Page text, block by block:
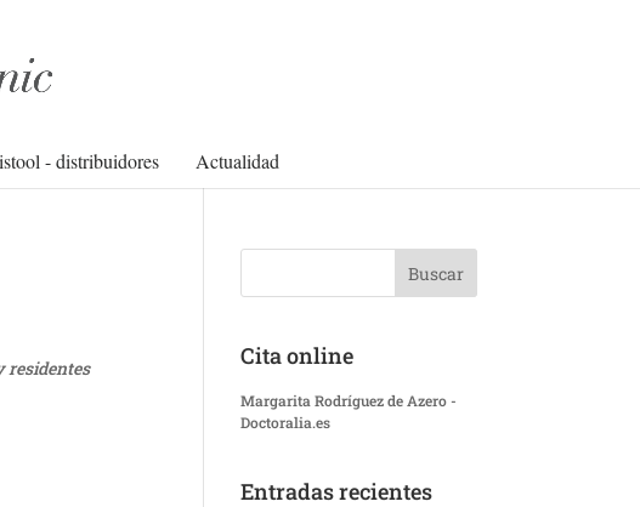
- distribuidores Actualidad
residentes
Cita online
Margarita Rodríguez de Azero -
Doctoralia.es
Entradas recientes